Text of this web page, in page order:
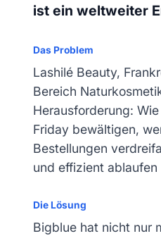
ist ein weltweiter
Das Problem
Lashilé Beauty,
Bereich
Herausforderung:
Friday bewältigen,
Bestellungen
und effizient ablaufen
Die Lösung
Bigblue hat nicht nur